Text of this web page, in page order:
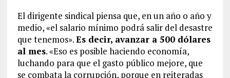
El dirigente sindical piensa que, en un año o año y
medio, «el salario mínimo podrá salir del desastre
que tenemos».Es decir, avanzar a 500 dólares
al mes. «Eso es posible haciendo economía,
luchando para que el gasto público mejore, que
se combata la corrupción, porque en reiteradas